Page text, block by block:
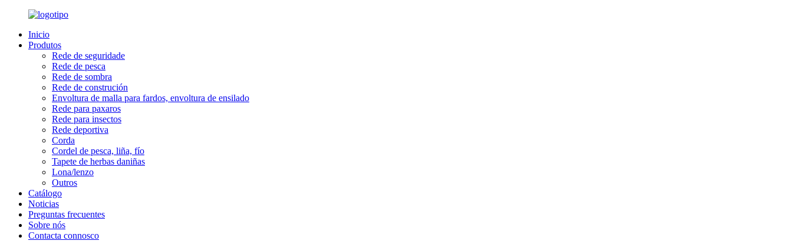
Inicio
Produtos
Rede de seguridade
Rede de pesca
Rede de sombra
Rede de construción
Envoltura de malla para fardos, envoltura de ensilado
Rede para paxaros
Rede para insectos
Rede deportiva
Corda
Cordel de pesca, liña, fío
Tapete de herbas daniñas
Lona/lenzo
Outros
Catálogo
Noticias
Preguntas frecuentes
Sobre nós
Contacta connosco